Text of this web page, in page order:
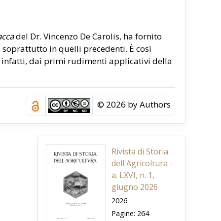
del Dr. Vincenzo De Carolis, ha fornito
soprattutto in quelli precedenti. È così
infatti, dai primi rudimenti applicativi della
una straordinaria crescita
è stato tuttavia l’interesse per il
Rinascimento poi, ha posto le basi per
Questo, infatti, è il tipo
la fertilità dei suoli, ha saputo
della teoria malthusiana. Da non
la reciproca responsabilizzazione fra
con il tentativo di loro superamento con
(Forty quintals of milk: per year and per
© 2026 by Authors
Rivista di Storia
dell'Agricoltura -
a. LXVI, n. 1,
giugno 2026
2026
Pagine: 264